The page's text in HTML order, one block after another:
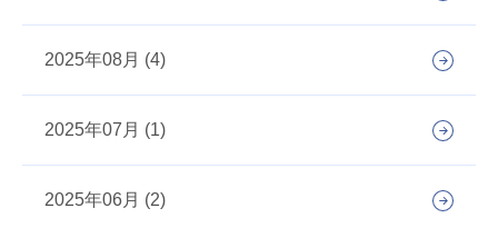
2025年08月 (4)
2025年07月 (1)
2025年06月 (2)